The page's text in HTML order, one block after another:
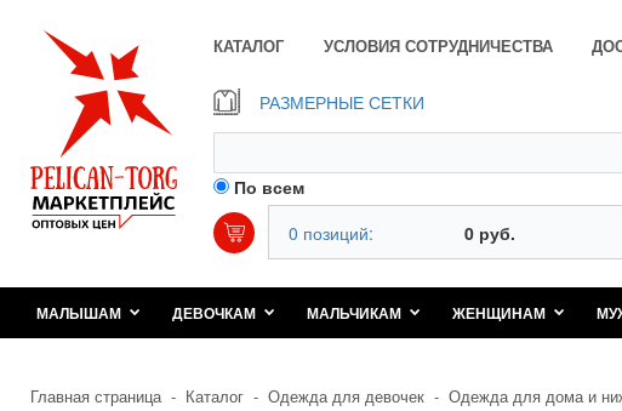
КАТАЛОГ УСЛОВИЯ СОТРУДНИЧЕСТВА
РАЗМЕРНЫЕ СЕТКИ
По всем
0 позиций:
0 руб.
МАЛЫШАМ ДЕВОЧКАМ МАЛЬЧИКАМ ЖЕНЩИНАМ
Главная страница - Каталог - Одежда для девочек - Одежда для дома и